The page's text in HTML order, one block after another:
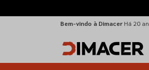
Bem-vindo à Dimacer Há 20